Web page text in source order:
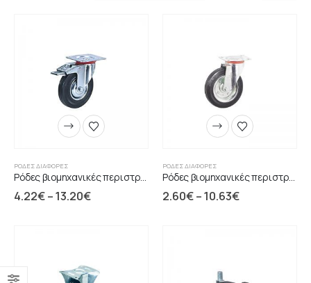
ΡΌΔΕΣ ΔΙΆΦΟΡΕΣ
4.22€–13.20€
ΡΌΔΕΣ ΔΙΆΦΟΡΕΣ
2.60€–10.63€